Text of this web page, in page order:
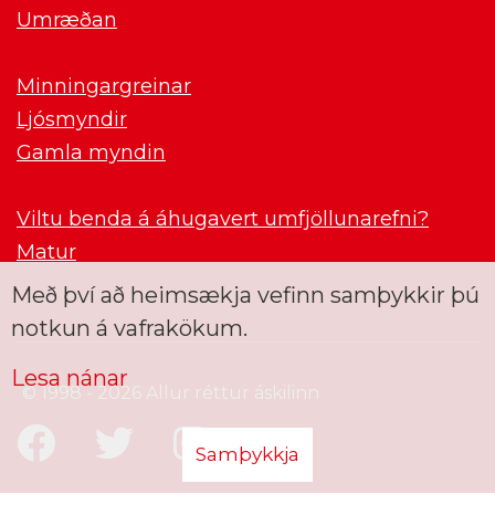
Umræðan
Minningargreinar
Ljósmyndir
Gamla myndin
Viltu benda á áhugavert umfjöllunarefni?
Matur
© 1998 - 2026 Allur réttur áskilinn
Með því að heimsækja vefinn samþykkir þú
notkun á vafrakökum.
Lesa nánar
Samþykkja